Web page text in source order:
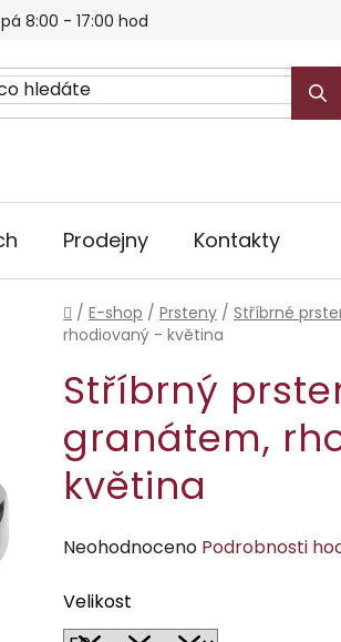
8:00 - 17:00 hod
Prodejny Kontakty
Domů
/ E-shop / Prsteny / Stříbrné
rhodiovaný - květina
Stříbrný
granátem,
květina
Průměrné
produktu
je
Neohodnoceno Podrobnosti
Velikost